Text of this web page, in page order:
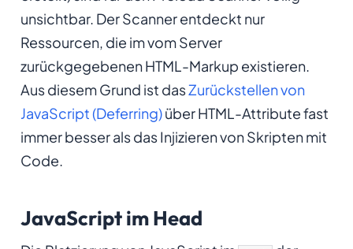
unsichtbar. Der Scanner entdeckt nur
Ressourcen, die im vom Server
zurückgegebenen HTML-Markup existieren.
Aus diesem Grund ist dasZurückstellen von
JavaScript (Deferring)über HTML-Attribute fast
immer besser als das Injizieren von Skripten mit
Code.
JavaScript im Head